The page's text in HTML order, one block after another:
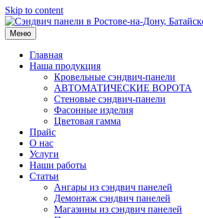
Skip to content
Меню
Главная
Наша продукция
Кровельные сэндвич-панели
АВТОМАТИЧЕСКИЕ ВОРОТА
Стеновые сэндвич-панели
Фасонные изделия
Цветовая гамма
Прайс
О нас
Услуги
Наши работы
Статьи
Ангары из сэндвич панелей
Демонтаж сэндвич панелей
Магазины из сэндвич панелей